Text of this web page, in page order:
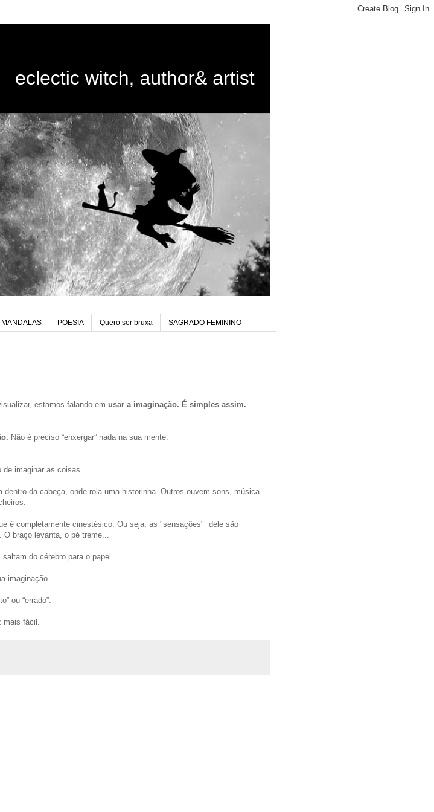
MANDALAS POESIA Quero ser bruxa SAGRADO FEMININO
estamos falando emusar a imaginação. É simples assim.
Não é preciso “enxergar” nada na sua mente.
de imaginar as coisas.
dentro da cabeça, onde rola uma historinha. Outros ouvem sons, música.
é completamente cinestésico. Ou seja, as "sensações" dele são
O braço levanta, o pé treme...
do cérebro para o papel.
imaginação.
ou “errado”.
mais fácil.